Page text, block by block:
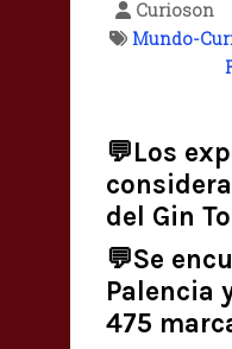
Curioson
Mundo-
💬Los
del Gin
💬Se
Palencia
475